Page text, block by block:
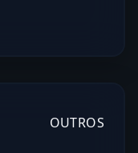
OUTROS